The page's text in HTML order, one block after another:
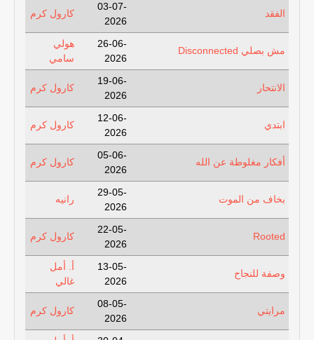
الفقد
03-07-
2026
كارول كرم
مش بصلي Disconnected
26-06-
2026
هولي
سامي
الانتحار
19-06-
2026
كارول كرم
ابتدي
12-06-
2026
كارول كرم
أفكار مغلوطة عن الله
05-06-
2026
كارول كرم
بخاف من الموت
29-05-
2026
رانيه
Rooted
22-05-
2026
كارول كرم
وصفة للنجاح
13-05-
2026
أ. أمل
غالي
مرايتي
08-05-
2026
كارول كرم